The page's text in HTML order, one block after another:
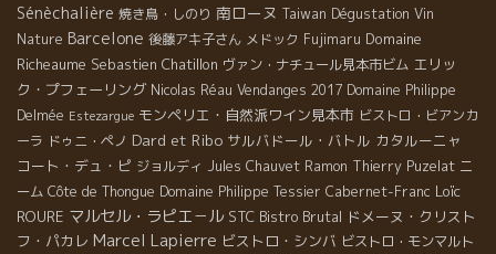
Sénèchalière 焼き鳥・しのり 南ローヌ Taiwan Dégustation Vin
Nature Barcelone 後藤アキ子さん メドック Fujimaru Domaine
Richeaume Sebastien Chatillon ヴァン・ナチュール見本市ビム エリッ
ク・プフェーリング Nicolas Réau Vendanges 2017 Domaine Philippe
Delmée Estezargue モンペリエ・自然派ワイン見本市 ビストロ・ビアンカ
ーラ ドゥニ・ペノ Dard et Ribo サルバドール・バトル カタルーニャ
コート・デュ・ピ ジョルディ Jules Chauvet Ramon Thierry Puzelat ニ
ーム Côte de Thongue Domaine Philippe Tessier Cabernet-Franc Loïc
ROURE マルセル・ラピエ－ル STC Bistro Brutal ドメーヌ・クリスト
フ・パカレ Marcel Lapierre ビストロ・シンバ ビストロ・モンマルト